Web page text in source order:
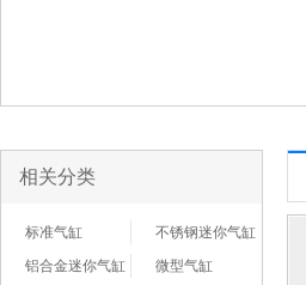
相关分类
标准气缸
不锈钢迷你气缸
铝合金迷你气缸
微型气缸